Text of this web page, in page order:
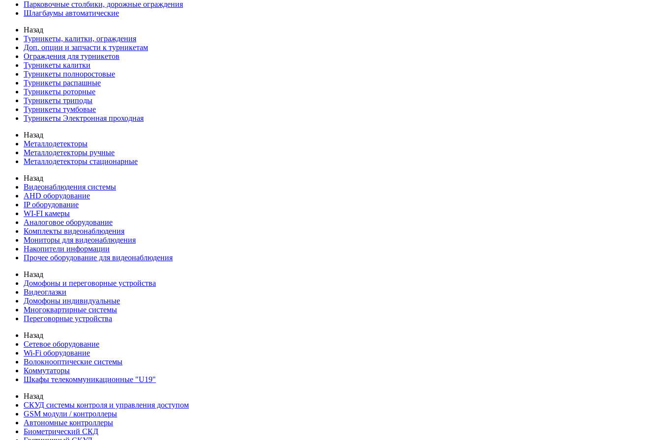
Парковочные столбики, дорожные ограждения
Шлагбаумы автоматические
Назад
Турникеты, калитки, ограждения
Доп. опции и запчасти к турникетам
Ограждения для турникетов
Турникеты калитки
Турникеты полноростовые
Турникеты распашные
Турникеты роторные
Турникеты триподы
Турникеты тумбовые
Турникеты Электронная проходная
Назад
Металлодетекторы
Металлодетекторы ручные
Металлодетекторы стационарные
Назад
Видеонаблюдения cистемы
AHD оборудование
IP оборудование
WI-FI камеры
Аналоговое оборудование
Комплекты видеонаблюдения
Мониторы для видеонаблюдения
Накопители информации
Прочее оборудование для видеонаблюдения
Назад
Домофоны и переговорные устройства
Видеоглазки
Домофоны индивидуальные
Многоквартирные системы
Переговорные устройства
Назад
Сетевое оборудование
Wi-Fi оборудование
Волокнооптические системы
Коммутаторы
Шкафы телекоммуникационные "U19"
Назад
СКУД системы контроля и управления доступом
GSM модули / контроллеры
Автономные контроллеры
Биометрический СКД